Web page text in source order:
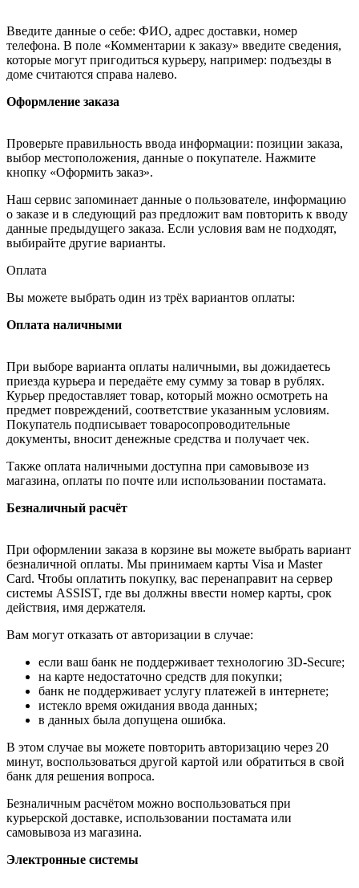
Введите данные о себе: ФИО, адрес доставки, номер
телефона. В поле «Комментарии к заказу» введите сведения,
которые могут пригодиться курьеру, например: подъезды в
доме считаются справа налево.
Оформление заказа
Проверьте правильность ввода информации: позиции заказа,
выбор местоположения, данные о покупателе. Нажмите
кнопку «Оформить заказ».
Наш сервис запоминает данные о пользователе, информацию
о заказе и в следующий раз предложит вам повторить к вводу
данные предыдущего заказа. Если условия вам не подходят,
выбирайте другие варианты.
Оплата
Вы можете выбрать один из трёх вариантов оплаты:
Оплата наличными
При выборе варианта оплаты наличными, вы дожидаетесь
приезда курьера и передаёте ему сумму за товар в рублях.
Курьер предоставляет товар, который можно осмотреть на
предмет повреждений, соответствие указанным условиям.
Покупатель подписывает товаросопроводительные
документы, вносит денежные средства и получает чек.
Также оплата наличными доступна при самовывозе из
магазина, оплаты по почте или использовании постамата.
Безналичный расчёт
При оформлении заказа в корзине вы можете выбрать вариант
безналичной оплаты. Мы принимаем карты Visa и Master
Card. Чтобы оплатить покупку, вас перенаправит на сервер
системы ASSIST, где вы должны ввести номер карты, срок
действия, имя держателя.
Вам могут отказать от авторизации в случае:
если ваш банк не поддерживает технологию 3D-Secure;
на карте недостаточно средств для покупки;
банк не поддерживает услугу платежей в интернете;
истекло время ожидания ввода данных;
в данных была допущена ошибка.
В этом случае вы можете повторить авторизацию через 20
минут, воспользоваться другой картой или обратиться в свой
банк для решения вопроса.
Безналичным расчётом можно воспользоваться при
курьерской доставке, использовании постамата или
самовывоза из магазина.
Электронные системы